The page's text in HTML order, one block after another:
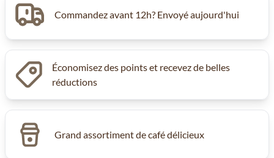
Commandez avant 12h? Envoyé aujourd'hui
Économisez des points et recevez de belles
réductions
Grand assortiment de café délicieux